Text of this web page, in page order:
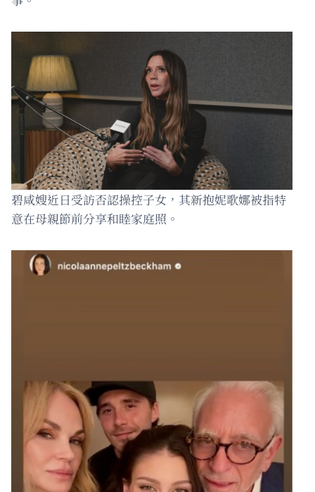
碧咸嫂近日受訪否認操控子女，其新抱妮歌娜被指特
意在母親節前分享和睦家庭照。